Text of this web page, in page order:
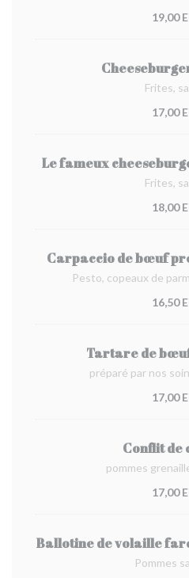
19,00
Frites,
17,00
Le fameux
Frites,
18,00
Carpaccio de bœuf
Pesto, copeaux de
16,50
Tartare de
préparé par nos
17,00
Conflit de
pommes
17,00
Ballotine de volaille
Pommes